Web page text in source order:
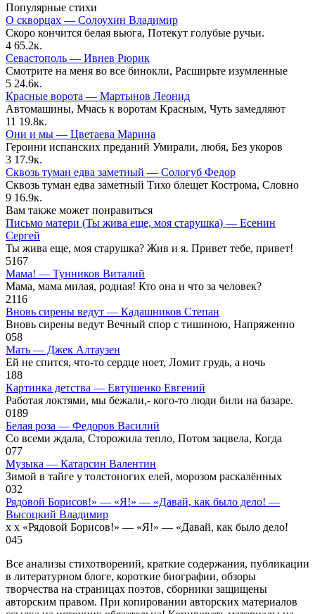
Популярные стихи
О скворцах — Солоухин Владимир
Скоро кончится белая вьюга, Потекут голубые ручьи.
4 65.2к.
Севастополь — Ивнев Рюрик
Смотрите на меня во все бинокли, Расширьте изумленные
5 24.6к.
Красные ворота — Мартынов Леонид
Автомашины, Мчась к воротам Красным, Чуть замедляют
11 19.8к.
Они и мы — Цветаева Марина
Героини испанских преданий Умирали, любя, Без укоров
3 17.9к.
Сквозь туман едва заметный — Сологуб Федор
Сквозь туман едва заметный Тихо блещет Кострома, Словно
9 16.9к.
Вам также может понравиться
Письмо матери (Ты жива еще, моя старушка) — Есенин
Сергей
Ты жива еще, моя старушка? Жив и я. Привет тебе, привет!
5167
Мама! — Тунников Виталий
Мама, мама милая, родная! Кто она и что за человек?
2116
Вновь сирены ведут — Кадашников Степан
Вновь сирены ведут Вечный спор с тишиною, Напряженно
058
Мать — Джек Алтаузен
Ей не спится, что-то сердце ноет, Ломит грудь, а ночь
188
Картинка детства — Евтушенко Евгений
Работая локтями, мы бежали,- кого-то люди били на базаре.
0189
Белая роза — Федоров Василий
Со всеми ждала, Сторожила тепло, Потом зацвела, Когда
077
Музыка — Катарсин Валентин
Зимой в тайге у толстоногих елей, морозом раскалённых
032
Рядовой Борисов!» — «Я!» — «Давай, как было дело! —
Высоцкий Владимир
x x «Рядовой Борисов!» — «Я!» — «Давай, как было дело!
045
Все анализы стихотворений, краткие содержания, публикации
в литературном блоге, короткие биографии, обзоры
творчества на страницах поэтов, сборники защищены
авторским правом. При копировании авторских материалов